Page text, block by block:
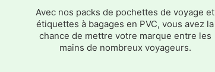
Avec nos packs de pochettes de voyage et
étiquettes à bagages en PVC, vous avez la
chance de mettre votre marque entre les
mains de nombreux voyageurs.